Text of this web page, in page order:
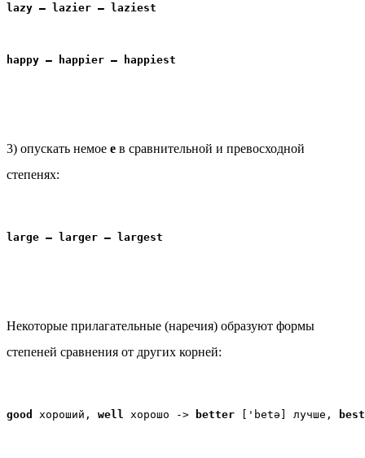
lazy — lazier — laziest
happy — happier — happiest
3) опускать немое e в сравнительной и превосходной
степенях:
large — larger — largest
Некоторые прилагательные (наречия) образуют формы
степеней сравнения от других корней:
good хороший, well хорошо -> better ['betə] лучше, best